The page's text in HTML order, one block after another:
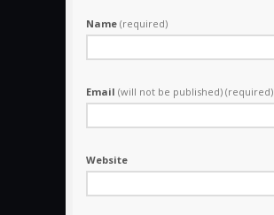
Name (required)
Email (will not be published) (required)
Website